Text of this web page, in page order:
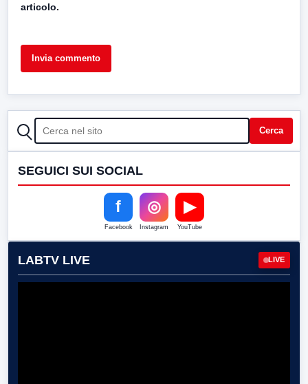
articolo.
CERCA Cerca
SEGUICI SUI SOCIAL
f
Facebook
◎
Instagram
▶
YouTube
LABTV LIVE LIVE